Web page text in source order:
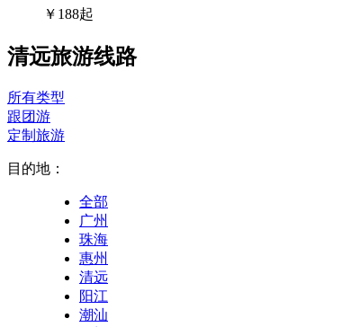
￥ 188起
清远旅游线路
所有类型
跟团游
定制旅游
目的地：
全部
广州
珠海
惠州
清远
阳江
潮汕